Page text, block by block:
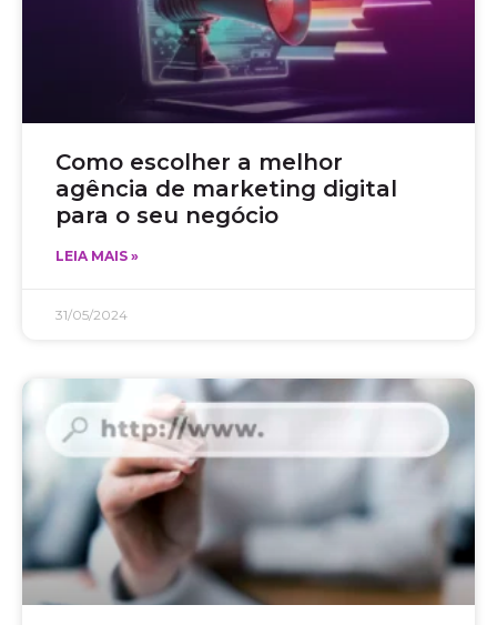
Como escolher a melhor
agência de marketing digital
para o seu negócio
LEIA MAIS »
31/05/2024